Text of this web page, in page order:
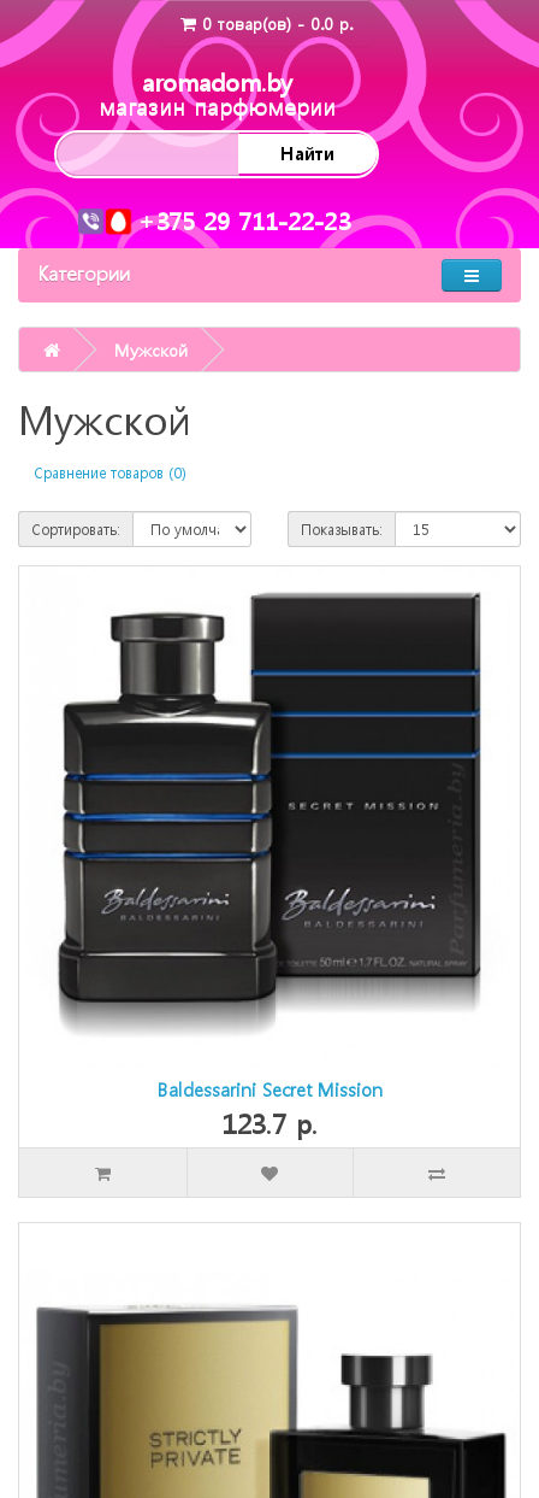
0 товар(ов) - 0.0 р.
aromadom.by
магазин парфюмерии
Найти
+375 29 711-22-23
Категории
Мужской
Мужской
Сравнение товаров (0)
Сортировать: Показывать:
Baldessarini Secret Mission
123.7 р.